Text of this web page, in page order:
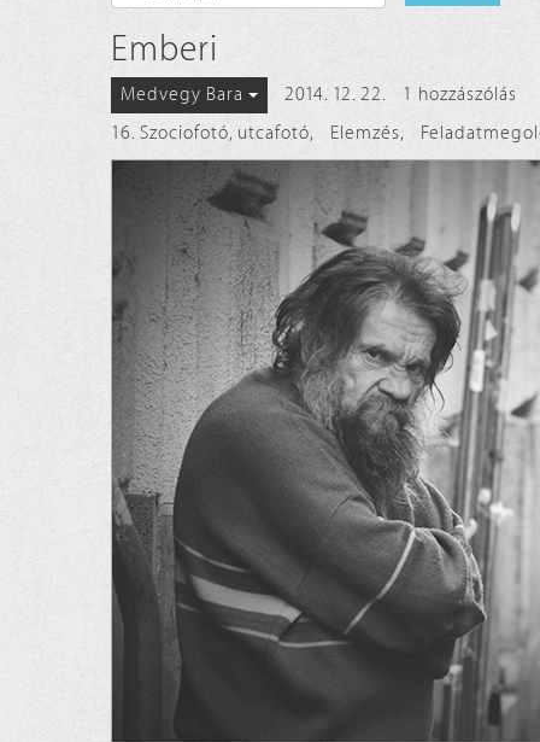
Emberi
Medvegy Bara 2014. 12. 22.
1 hozzászólás
16. Szociofotó, utcafotó, Elemzés,